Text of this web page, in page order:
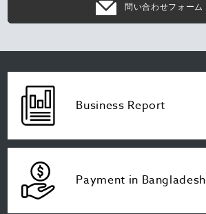
問い合わせフォーム
Business Report
Payment in Bangladesh